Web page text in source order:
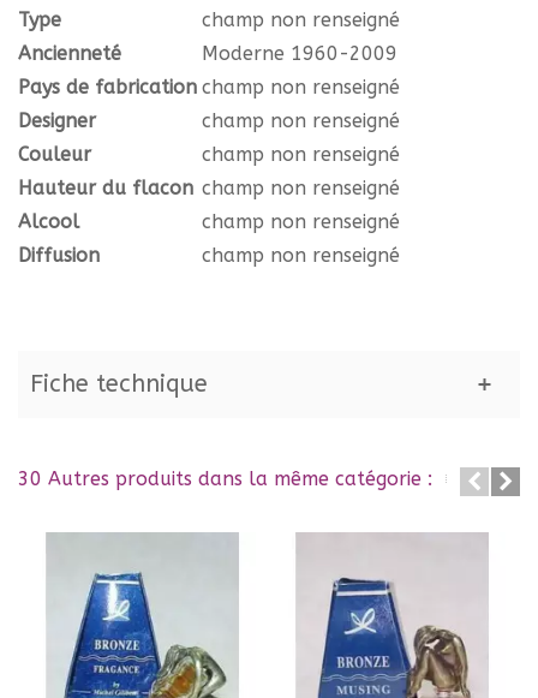
Type
champ non renseigné
Ancienneté
Moderne 1960-2009
Pays de fabrication champ non renseigné
Designer
champ non renseigné
Couleur
champ non renseigné
Hauteur du flacon champ non renseigné
Alcool
champ non renseigné
Diffusion
champ non renseigné
Fiche technique
30 Autres produits dans la même catégorie :